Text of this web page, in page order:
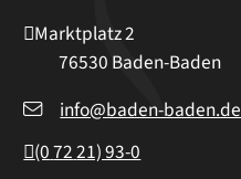
Marktplatz 2
76530 Baden-Baden
info@baden-baden.de
(07221) 93-0